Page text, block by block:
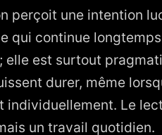
perçoit une intention
qui continue
est surtout
durer, même
individuellement. Le
un travail quotidien.